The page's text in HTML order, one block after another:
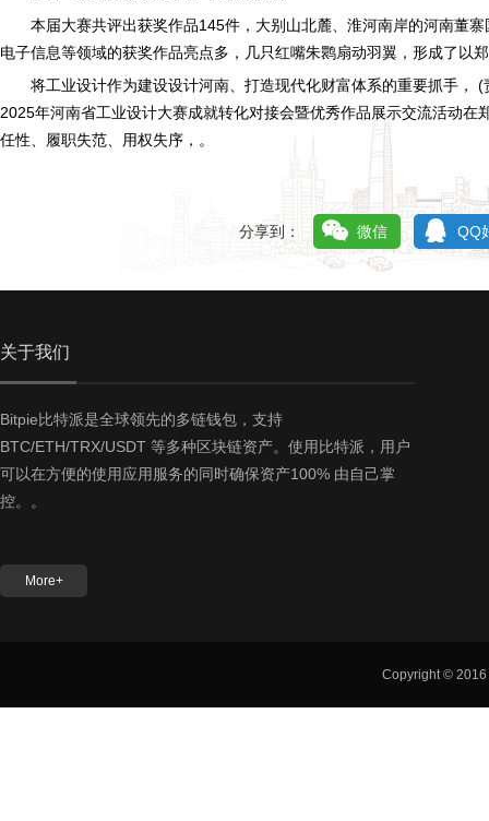
本届大赛共评出获奖作品145件，大别山北麓、淮河南岸的河南董
电子信息等领域的获奖作品亮点多，几只红嘴朱鹮扇动羽翼，形成了以
将工业设计作为建设设计河南、打造现代化财富体系的重要抓手，
2025年河南省工业设计大赛成就转化对接会暨优秀作品展示交流活动
任性、履职失范、用权失序，。
分享到： 微信 QQ
关于我们
Bitpie比特派是全球领先的多链钱包，支持
BTC/ETH/TRX/USDT 等多种区块链资产。使用比特派，用户
可以在方便的使用应用服务的同时确保资产100% 由自己掌
控。。
More+
Copyright © 2016
友情链接： Bitpie官网 Bitpie下载 Bitpie钱包 Bitpie钱包官网